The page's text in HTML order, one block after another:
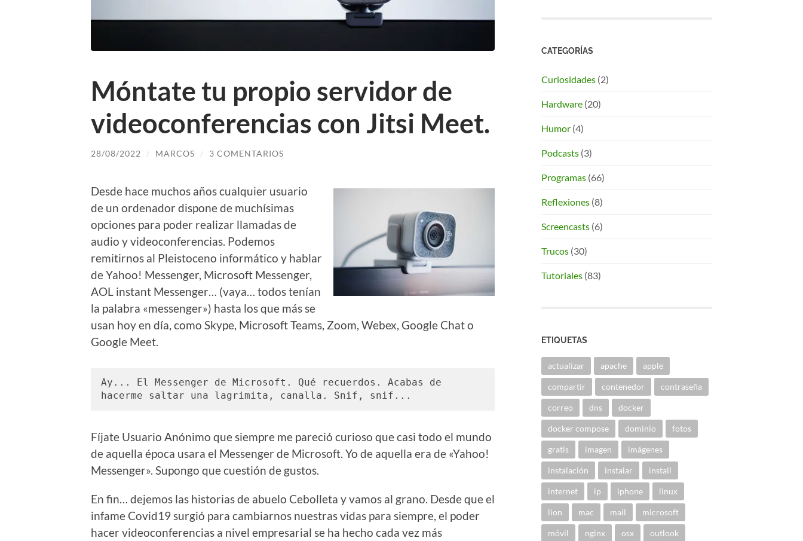
Móntate tu propio servidor de
videoconferencias con Jitsi Meet.
28/08/2022 / MARCOS / 3 COMENTARIOS
Desde hace muchos años cualquier usuario
de un ordenador dispone de muchísimas
opciones para poder realizar llamadas de
audio y videoconferencias. Podemos
remitirnos al Pleistoceno informático y hablar
de Yahoo! Messenger, Microsoft Messenger,
AOL instant Messenger… (vaya… todos tenían
la palabra «messenger») hasta los que más se
usan hoy en día, como Skype, Microsoft Teams, Zoom, Webex, Google Chat o
Google Meet.
Ay... El Messenger de Microsoft. Qué recuerdos. Acabas de
hacerme saltar una lagrimita, canalla. Snif, snif...
Fíjate Usuario Anónimo que siempre me pareció curioso que casi todo el mundo
de aquella época usara el Messenger de Microsoft. Yo de aquella era de «Yahoo!
Messenger». Supongo que cuestión de gustos.
En fin… dejemos las historias de abuelo Cebolleta y vamos al grano. Desde que el
infame Covid19 surgió para cambiarnos nuestras vidas para siempre, el poder
hacer videoconferencias a nivel empresarial se ha hecho cada vez más
CATEGORÍAS
Curiosidades (2)
Hardware (20)
Humor (4)
Podcasts (3)
Programas (66)
Reflexiones (8)
Screencasts (6)
Trucos (30)
Tutoriales (83)
ETIQUETAS
actualizar apache apple
compartir contenedor contraseña
correo dns docker
docker compose dominio fotos
gratis imagen imágenes
instalación instalar install
internet ip iphone linux
lion mac mail microsoft
móvil nginx osx outlook